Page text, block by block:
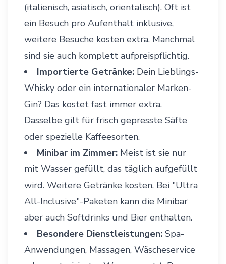
(italienisch, asiatisch, orientalisch). Oft ist
ein Besuch pro Aufenthalt inklusive,
weitere Besuche kosten extra. Manchmal
sind sie auch komplett aufpreispflichtig.
Importierte Getränke: Dein Lieblings-
Whisky oder ein internationaler Marken-
Gin? Das kostet fast immer extra.
Dasselbe gilt für frisch gepresste Säfte
oder spezielle Kaffeesorten.
Minibar im Zimmer: Meist ist sie nur
mit Wasser gefüllt, das täglich aufgefüllt
wird. Weitere Getränke kosten. Bei "Ultra
All-Inclusive"-Paketen kann die Minibar
aber auch Softdrinks und Bier enthalten.
Besondere Dienstleistungen: Spa-
Anwendungen, Massagen, Wäscheservice